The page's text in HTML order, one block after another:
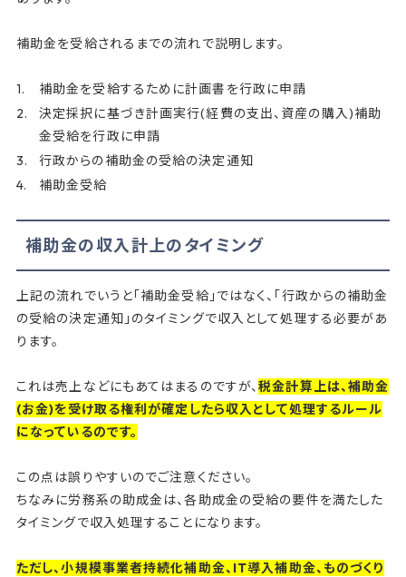
補助金を受給されるまでの流れで説明します。
補助金を受給するために計画書を行政に申請
決定採択に基づき計画実行(経費の支出、資産の購入)補助
金受給を行政に申請
行政からの補助金の受給の決定通知
補助金受給
補助金の収入計上のタイミング
上記の流れでいうと「補助金受給」ではなく、「行政からの補助金
の受給の決定通知」のタイミングで収入として処理する必要があ
ります。
これは売上などにもあてはまるのですが、税金計算上は、補助金
(お金)を受け取る権利が確定したら収入として処理するルール
になっているのです。
この点は誤りやすいのでご注意ください。
ちなみに労務系の助成金は、各助成金の受給の要件を満たした
タイミングで収入処理することになります。
ただし、小規模事業者持続化補助金、IT導入補助金、ものづくり